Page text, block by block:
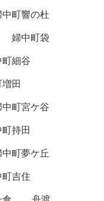
中町響の杜
婦中町袋
細谷
田
町宮ケ谷
持田
中町夢ケ丘
吉住